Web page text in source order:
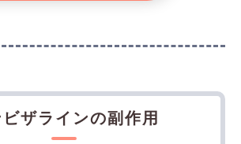
ザラインの副作用